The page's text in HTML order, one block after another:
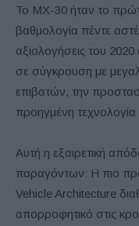
Το MX-30 ήταν το
βαθμολογία πέντε
αξιολογήσεις του
σε σύγκρουση με
επιβατών, την
προηγμένη
Αυτή η εξαιρετική
παραγόντων: Η πιο
Vehicle Architecture
απορροφητικό στις